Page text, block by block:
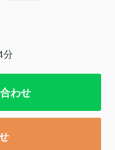
分
わせ